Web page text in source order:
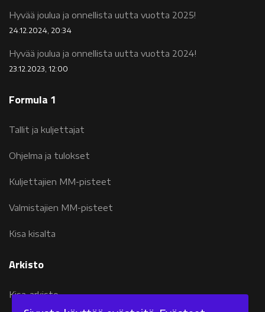
Hyvää joulua ja onnellista uutta vuotta 2025!
24.12.2024, 20:34
Hyvää joulua ja onnellista uutta vuotta 2024!
23.12.2023, 12:00
Formula 1
Tallit ja kuljettajat
Ohjelma ja tulokset
Kuljettajien MM-pisteet
Valmistajien MM-pisteet
Kisa kisalta
Arkisto
Kisa-arkisto